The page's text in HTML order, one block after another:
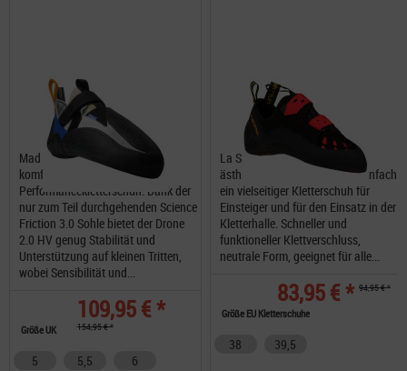
Mad Rock Drone 2.0 HV, ein
komfortabler
Performancekletterschuh. Dank der
nur zum Teil durchgehenden Science
Friction 3.0 Sohle bietet der Drone
2.0 HV genug Stabilität und
Unterstützung auf kleinen Tritten,
wobei Sensibilität und...
109,95 € *
154,95 € *
Größe UK
5 5,5
6
La Sportiva Tarantula in der
ästhetischen Überarbeitung, einfach
ein vielseitiger Kletterschuh für
Einsteiger und für den Einsatz in der
Kletterhalle. Schneller und
funktioneller Klettverschluss,
neutrale Form, geeignet für alle...
83,95 € * 94,95 € *
Größe EU Kletterschuhe
38 39,5